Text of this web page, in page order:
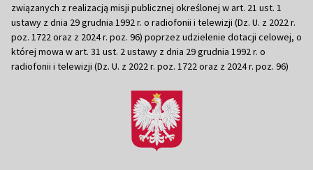
związanych z realizacją misji publicznej określonej w art. 21 ust. 1
ustawy z dnia 29 grudnia 1992 r. o radiofonii i telewizji (Dz. U. z 2022 r.
poz. 1722 oraz z 2024 r. poz. 96) poprzez udzielenie dotacji celowej, o
której mowa w art. 31 ust. 2 ustawy z dnia 29 grudnia 1992 r. o
radiofonii i telewizji (Dz. U. z 2022 r. poz. 1722 oraz z 2024 r. poz. 96)